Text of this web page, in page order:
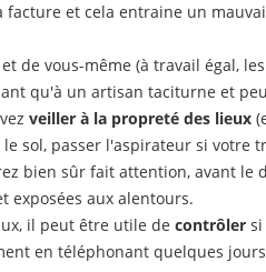
facture et cela entraine un
de vous-même (à travail égal,
qu'à un artisan taciturne et
veiller à la propreté des lieux
sol, passer l'aspirateur si votre
bien sûr fait attention, avant le
exposées aux alentours.
il peut être utile de contrôler
en téléphonant quelques